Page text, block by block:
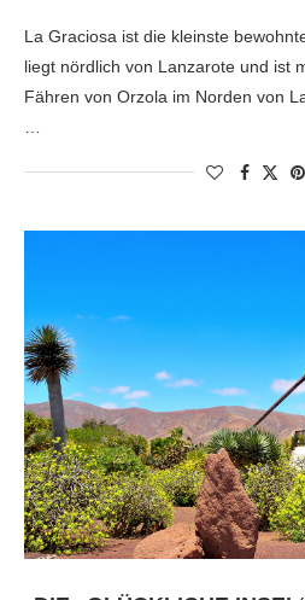
La Graciosa ist die kleinste
liegt nördlich von Lanzarote und ist
Fähren von Orzola im Norden von